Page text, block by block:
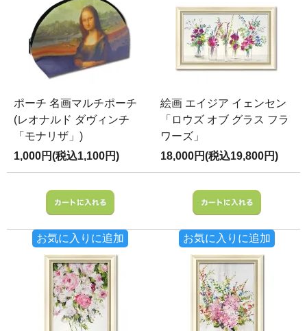
ポーチ 名画マルチポーチ
(レオナルド ダヴィンチ
「モナリザ」)
1,000円(税込1,100円)
お気に入りに追加
絵画 エイジア イェンセン
「ロウズ オブ グラス フラ
ワーズ」
18,000円(税込19,800円)
お気に入りに追加